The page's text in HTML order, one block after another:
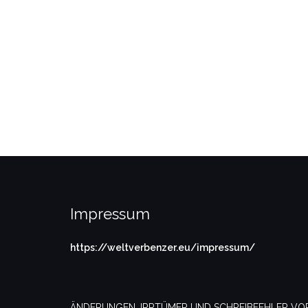
Impressum
https://weltverbenzer.eu/impressum/